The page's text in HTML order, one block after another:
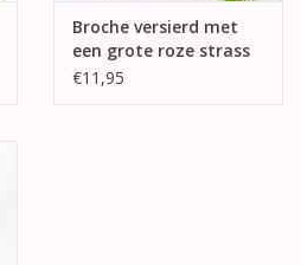
Broche versierd met
een grote roze strass
steen
€11,95